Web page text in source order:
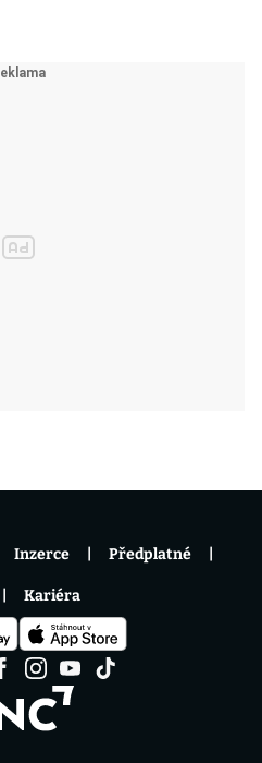
Inzerce Předplatné
Kariéra